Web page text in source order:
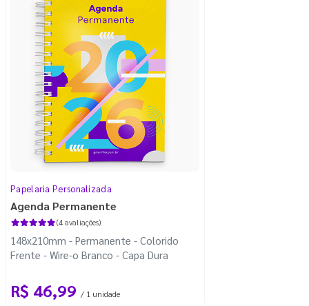
Papelaria Personalizada
Agenda Permanente
(4 avaliações)
148x210mm - Permanente - Colorido
Frente - Wire-o Branco - Capa Dura
R$ 46,99 / 1 unidade